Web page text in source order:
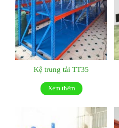
Kệ trung tải TT35
Xem thêm